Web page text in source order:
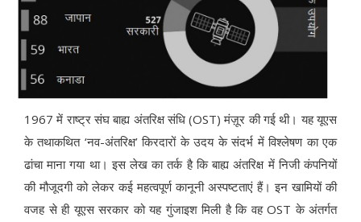
1967 में राष्ट्र संघ बाह्य अंतरिक्ष संधि (OST) मंज़ूर की गई थी। यह यूएस
के तथाकथित ‘नव-अंतरिक्ष’ किरदारों के उदय के संदर्भ में विश्लेषण का एक
ढांचा माना गया था। इस लेख का तर्क है कि बाह्य अंतरिक्ष में निजी कंपनियों
की मौजूदगी को लेकर कई महत्वपूर्ण कानूनी अस्पष्टताएं हैं। इन खामियों की
वजह से ही यूएस सरकार को यह गुंजाइश मिली है कि वह OST के अंतर्गत